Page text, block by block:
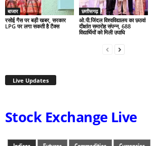
बाजार
रसोई गैस पर बड़ी खबर, सरकार
LPG पर लगा सकती है टैक्स
छत्तीसगढ़
ओ.पी.जिंदल विश्वविद्यालय का छठवां
दीक्षांत समारोह संपन्न, 688
विद्यार्थियों को मिली उपाधि
Live Updates
Stock Exchange Live